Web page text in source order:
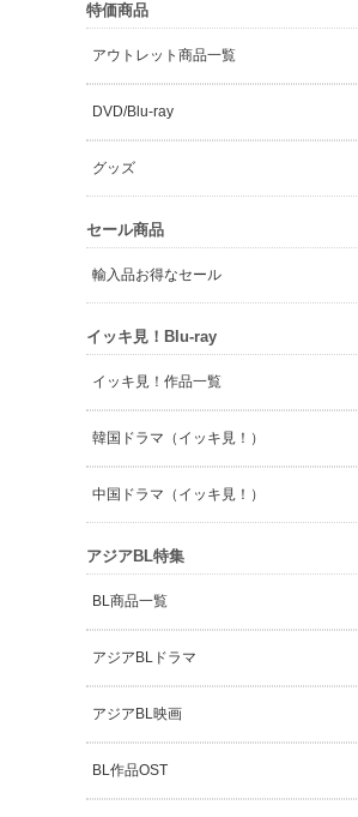
特価商品
アウトレット商品一覧
DVD/Blu-ray
グッズ
セール商品
輸入品お得なセール
イッキ見！Blu-ray
イッキ見！作品一覧
韓国ドラマ（イッキ見！）
中国ドラマ（イッキ見！）
アジアBL特集
BL商品一覧
アジアBLドラマ
アジアBL映画
BL作品OST